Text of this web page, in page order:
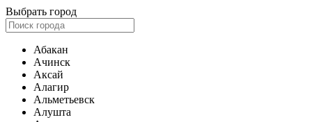
Выбрать город
Абакан
Ачинск
Аксай
Алагир
Альметьевск
Алушта